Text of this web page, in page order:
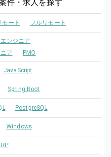
件・求人を探す
モート フルリモート
ンジニア
ア
PMO
JavaScript
Spring Boot
PostgreSQL
Windows